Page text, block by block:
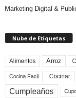
Marketing Digital &
Nube de Etiquetas
Alimentos Arroz
Cocina Facil Cocinar
Cumpleaños